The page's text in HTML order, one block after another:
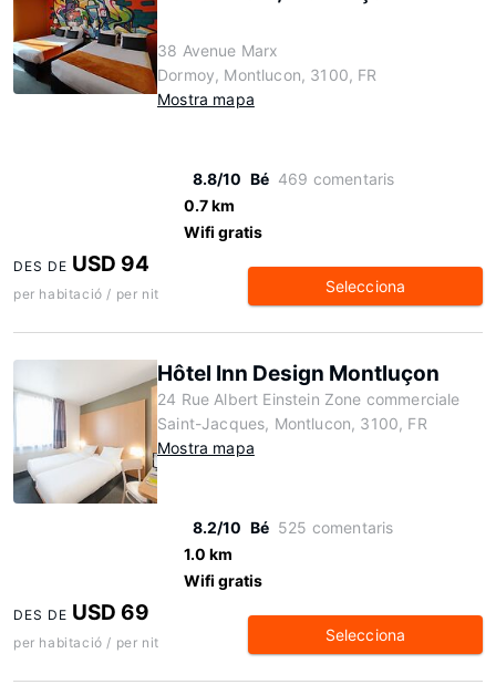
38 Avenue Marx
Dormoy, Montlucon, 3100, FR
Mostra mapa
8.8/10 Bé 469 comentaris
0.7 km
Wifi gratis
DES DE USD 94
per habitació / per nit Selecciona
Hôtel Inn Design Montluçon
24 Rue Albert Einstein Zone commerciale
Saint-Jacques, Montlucon, 3100, FR
Mostra mapa
8.2/10 Bé 525 comentaris
1.0 km
Wifi gratis
DES DE USD 69
per habitació / per nit Selecciona